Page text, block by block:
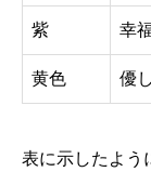
紫 幸
黄色 優
表に示したよう